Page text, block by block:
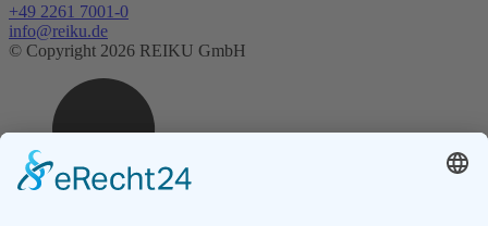
+49 2261 7001-0
info@reiku.de
© Copyright 2026 REIKU GmbH